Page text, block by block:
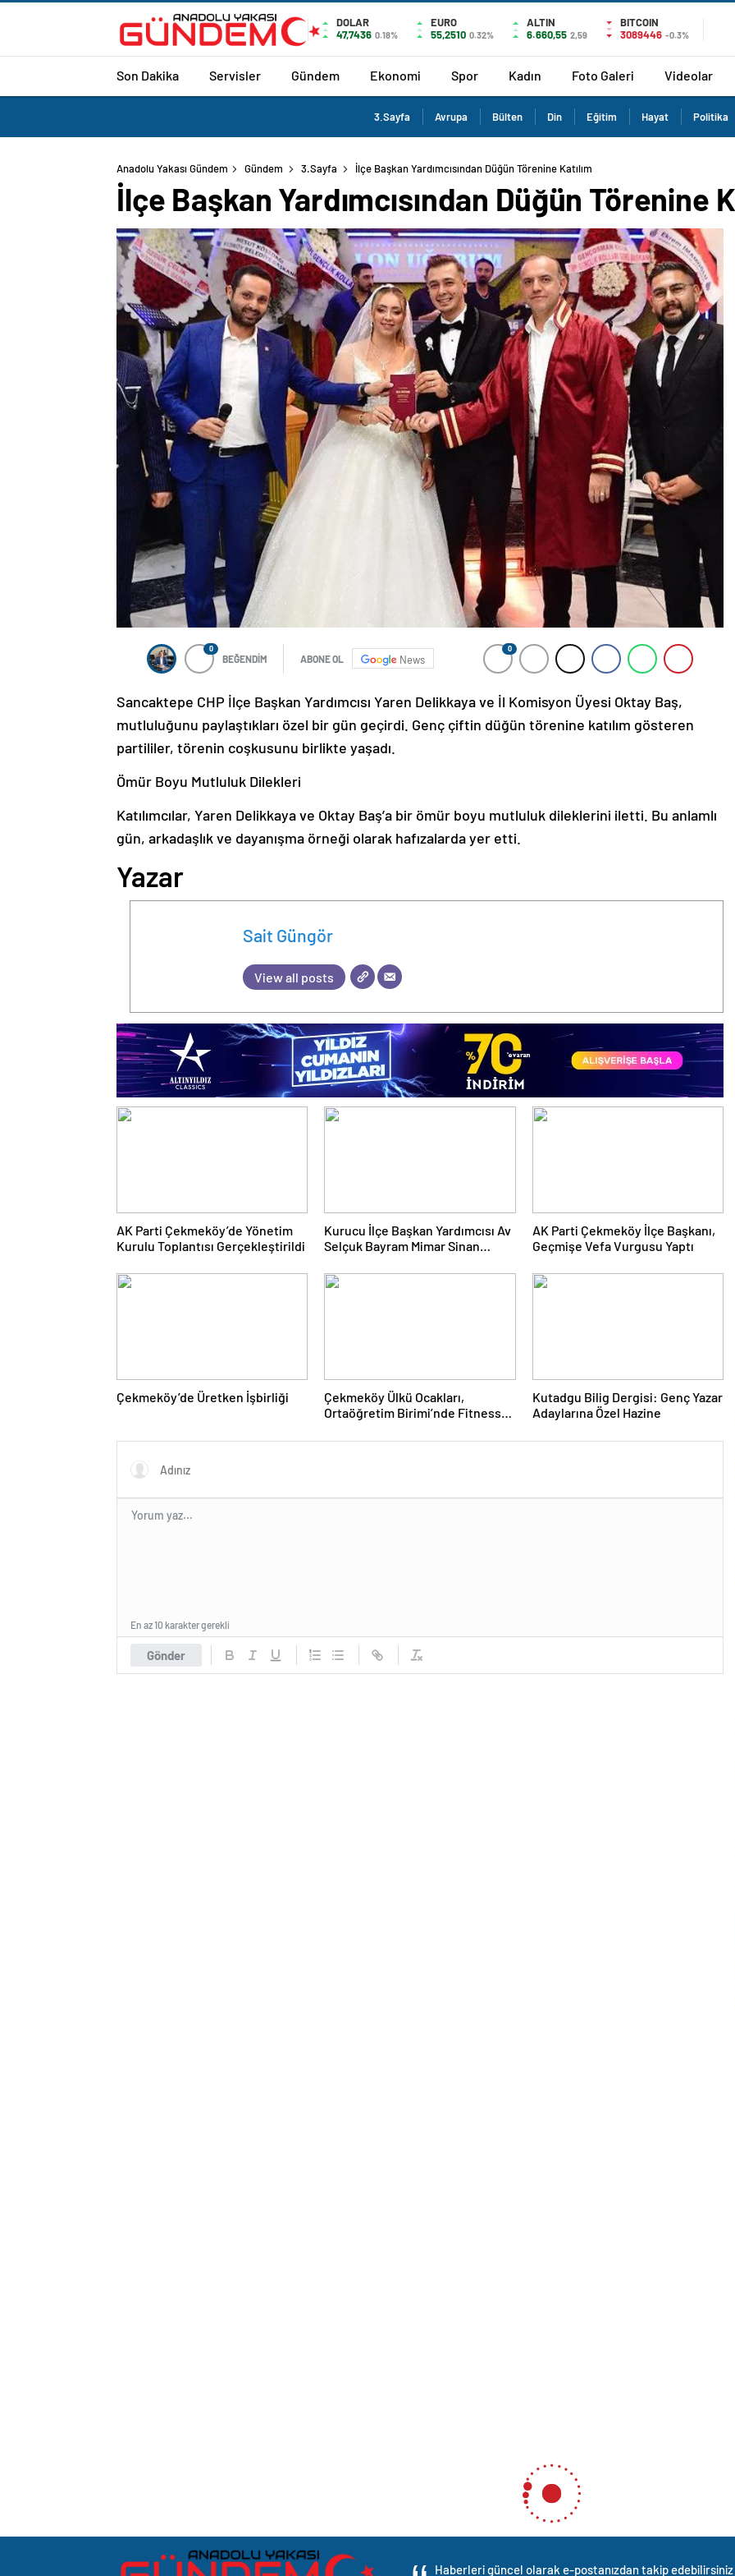
DOLAR
47,7436 0.18%
EURO
55,2510 0.32%
ALTIN
6.660,55 2,59
BITCOIN
3089446 -0.3%
Son Dakika Servisler Gündem Ekonomi Spor Kadın Foto Galeri Videolar
3.Sayfa Avrupa Bülten Din Eğitim Hayat Politika
Anadolu Yakası Gündem Gündem 3.Sayfa İlçe Başkan Yardımcısından Düğün Törenine Katılım
İlçe Başkan Yardımcısından Düğün Törenine
0
BEĞENDİM ABONE OL News
0
Sancaktepe CHP İlçe Başkan Yardımcısı Yaren Delikkaya ve İl Komisyon Üyesi Oktay Baş,
mutluluğunu paylaştıkları özel bir gün geçirdi. Genç çiftin düğün törenine katılım gösteren
partililer, törenin coşkusunu birlikte yaşadı.
Ömür Boyu Mutluluk Dilekleri
Katılımcılar, Yaren Delikkaya ve Oktay Baş’a bir ömür boyu mutluluk dileklerini iletti. Bu anlamlı
gün, arkadaşlık ve dayanışma örneği olarak hafızalarda yer etti.
Yazar
Sait Güngör
View all posts
AK Parti Çekmeköy’de Yönetim
Kurulu Toplantısı Gerçekleştirildi
Kurucu İlçe Başkan Yardımcısı Av
Selçuk Bayram Mimar Sinan
Etti
AK Parti Çekmeköy İlçe Başkanı,
Geçmişe Vefa Vurgusu Yaptı
Çekmeköy’de Üretken İşbirliği
Çekmeköy Ülkü Ocakları,
Ortaöğretim Birimi’nde Fitness
Kutadgu Bilig Dergisi: Genç Yazar
Adaylarına Özel Hazine
Gönder
En az 10 karakter gerekli
Haberleri güncel olarak e-postanızdan takip edebilirsiniz